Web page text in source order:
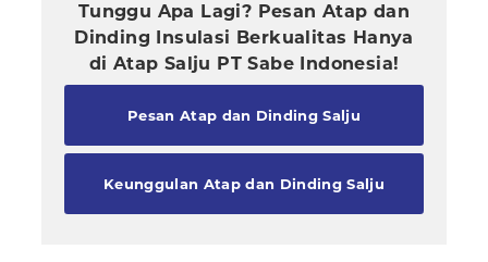
Tunggu Apa Lagi? Pesan Atap dan
Dinding Insulasi Berkualitas Hanya
di Atap Salju PT Sabe Indonesia!
Pesan Atap dan Dinding Salju
Keunggulan Atap dan Dinding Salju